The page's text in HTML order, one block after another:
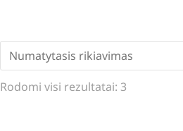
Rodomi visi rezultatai: 3